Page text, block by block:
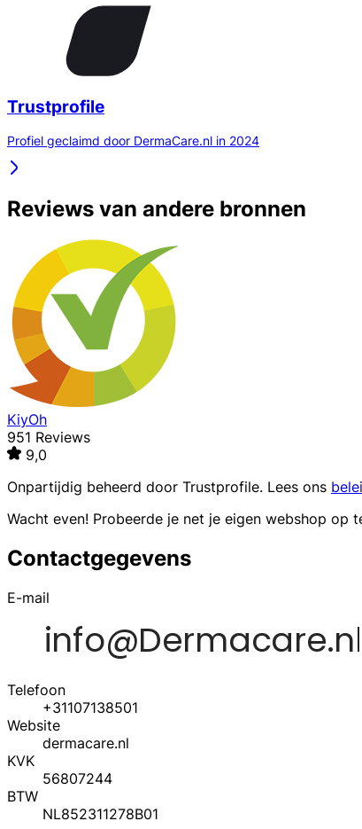
Trustprofile
Profiel geclaimd door DermaCare.nl in 2024
Reviews van andere bronnen
KiyOh
951 Reviews
9,0
Onpartijdig beheerd door Trustprofile. Lees ons
Wacht even! Probeerde je net je eigen webshop op
Contactgegevens
E-mail
Telefoon
+31107138501
Website
dermacare.nl
KVK
56807244
BTW
NL852311278B01